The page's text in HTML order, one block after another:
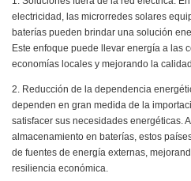
electricidad, las microrredes solares
baterías pueden brindar una solución
Este enfoque puede llevar energía a las
economías locales y mejorando la
2. Reducción de la dependencia
dependen en gran medida de la
satisfacer sus necesidades energéticas.
almacenamiento en baterías, estos
de fuentes de energía externas,
resiliencia económica.